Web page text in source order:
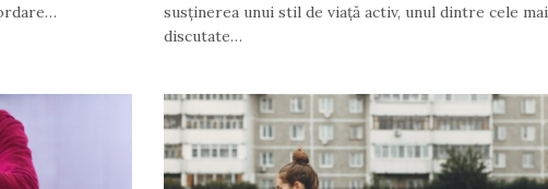
susținerea unui stil de viață activ, unul dintre cele mai
discutate…